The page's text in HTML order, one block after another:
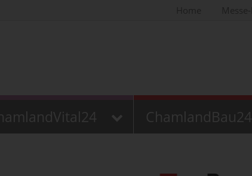
ChamlandBau24